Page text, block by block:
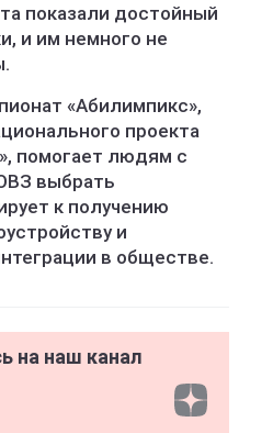
показали достойный
и им немного не
«Абилимпикс»,
проекта
помогает людям с
выбрать
к получению
и
в обществе.
на наш канал